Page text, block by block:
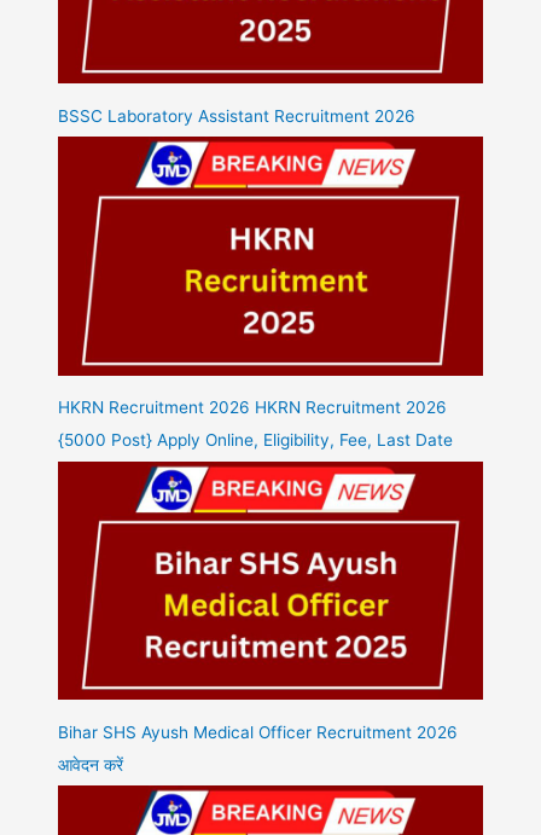
BSSC Laboratory Assistant Recruitment 2026
HKRN Recruitment 2026 HKRN Recruitment 2026
{5000 Post} Apply Online, Eligibility, Fee, Last Date
Bihar SHS Ayush Medical Officer Recruitment 2026
आवेदन करें